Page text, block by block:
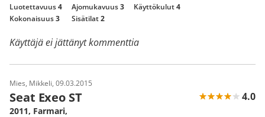
Luotettavuus4 Ajomukavuus3 Käyttökulut4
Kokonaisuus3 Sisätilat2
Käyttäjä ei jättänyt kommenttia
Mies, Mikkeli, 09.03.2015
Seat Exeo ST 4.0
2011, Farmari,